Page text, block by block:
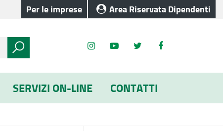
Per le imprese Area Riservata Dipendenti
SERVIZI ON-LINE CONTATTI